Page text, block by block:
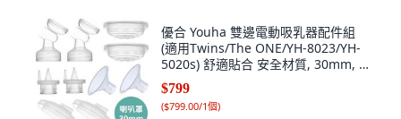
優合 Youha 雙邊電動吸乳器配件組
(適用Twins/The ONE/YH-8023/YH-
5020s) 舒適貼合 安全材質, 30mm, 1
組
$799
($799.00/1個)